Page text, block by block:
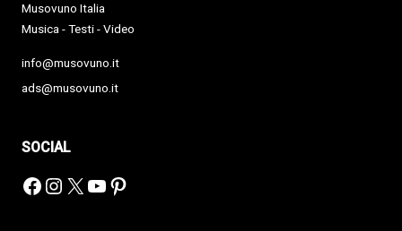
Musovuno Italia
Musica - Testi - Video
info@musovuno.it
ads@musovuno.it
SOCIAL
Facebook
Instagram
X YouTube
Pinterest